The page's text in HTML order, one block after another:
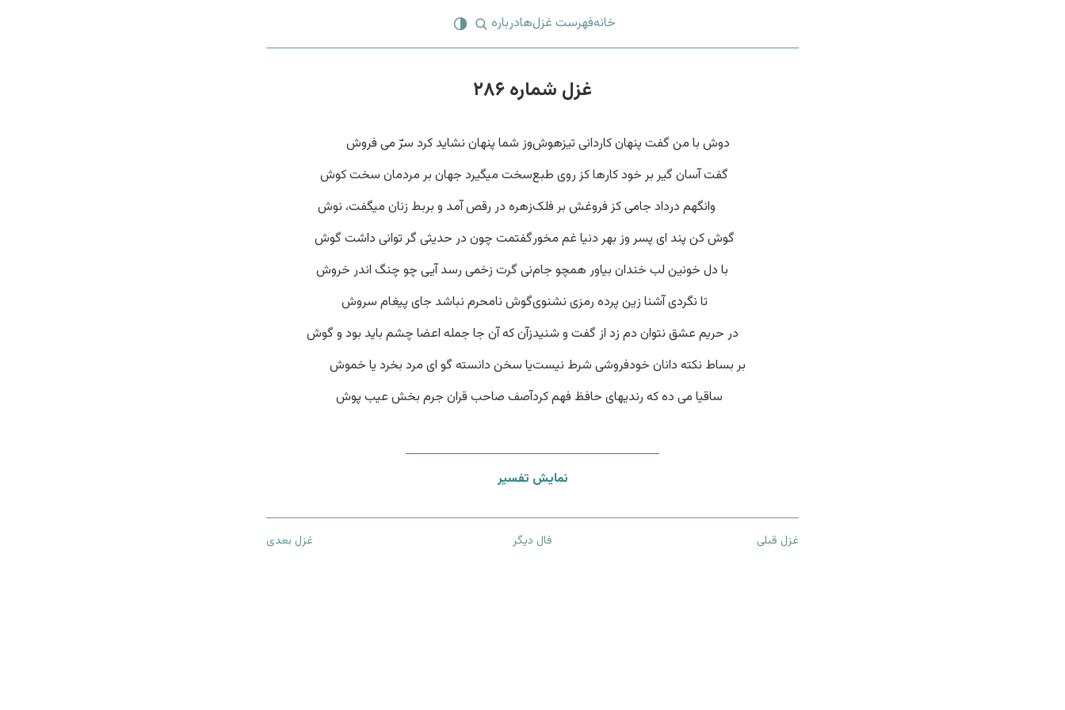
خانهفهرست غزل‌هادرباره
غزل شماره ۲۸۶
دوش با من گفت پنهان کاردانی تیزهوشوز شما پنهان نشاید کرد سرّ می فروش
گفت آسان گیر بر خود کارها کز روی طبعسخت میگیرد جهان بر مردمان سخت کوش
وانگهم درداد جامی کز فروغش بر فلکزهره در رقص آمد و بربط زنان میگفت، نوش
گوش کن پند ای پسر وز بهر دنیا غم مخورگفتمت چون در حدیثی گر توانی داشت گوش
با دل خونین لب خندان بیاور همچو جامنی گرت زخمی رسد آیی چو چنگ اندر خروش
تا نگردی آشنا زین پرده رمزی نشنویگوش نامحرم نباشد جای پیغام سروش
در حریم عشق نتوان دم زد از گفت و شنیدزآن که آن جا جمله اعضا چشم باید بود و گوش
بر بساط نکته دانان خودفروشی شرط نیستیا سخن دانسته گو ای مرد بخرد یا خموش
ساقیا می ده که رندیهای حافظ فهم کردآصف صاحب قران جرم بخش عیب پوش
نمایش تفسیر
غزل قبلی فال دیگر غزل بعدی